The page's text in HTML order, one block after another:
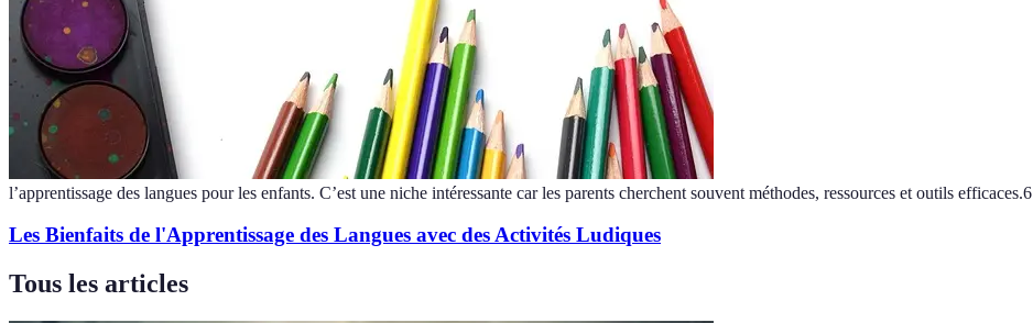
l’apprentissage des langues pour les enfants. C’est une niche intéressante car les parents cherchent souvent méthodes, ressources et outils efficaces.6
Les Bienfaits de l'Apprentissage des Langues avec des Activités Ludiques
Tous les articles